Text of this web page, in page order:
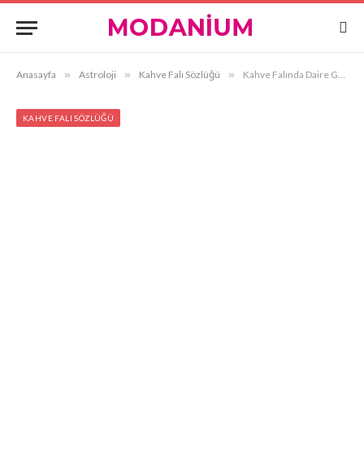
Anasayfa » Astroloji » Kahve Falı Sözlüğü » Kahve Falında Daire Görmek
KAHVE FALI SÖZLÜĞÜ